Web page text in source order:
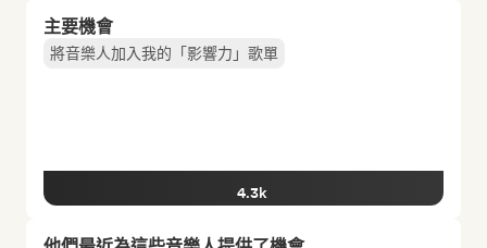
主要機會
將音樂人加入我的「影響力」歌單
4.3k